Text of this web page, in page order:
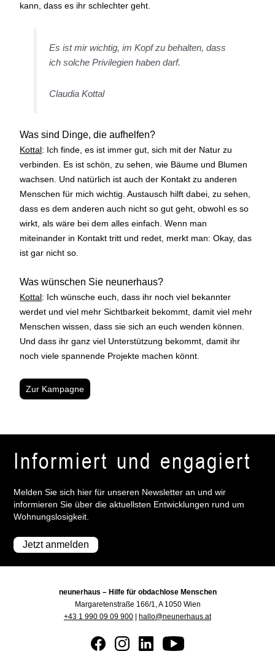
kann, dass es ihr schlechter geht.
Es ist mir wichtig, im Kopf zu behalten, dass
ich solche Privilegien haben darf.
Claudia Kottal
Was sind Dinge, die aufhelfen?
Kottal: Ich finde, es ist immer gut, sich mit der Natur zu
verbinden. Es ist schön, zu sehen, wie Bäume und Blumen
wachsen. Und natürlich ist auch der Kontakt zu anderen
Menschen für mich wichtig. Austausch hilft dabei, zu sehen,
dass es dem anderen auch nicht so gut geht, obwohl es so
wirkt, als wäre bei dem alles einfach. Wenn man
miteinander in Kontakt tritt und redet, merkt man: Okay, das
ist gar nicht so.
Was wünschen Sie neunerhaus?
Kottal: Ich wünsche euch, dass ihr noch viel bekannter
werdet und viel mehr Sichtbarkeit bekommt, damit viel mehr
Menschen wissen, dass sie sich an euch wenden können.
Und dass ihr ganz viel Unterstützung bekommt, damit ihr
noch viele spannende Projekte machen könnt.
Zur Kampagne
Informiert und engagiert
Melden Sie sich hier für unseren Newsletter an und wir
informieren Sie über die aktuellsten Entwicklungen rund um
Wohnungslosigkeit.
Jetzt anmelden
neunerhaus – Hilfe für obdachlose Menschen
Margaretenstraße 166/1, A 1050 Wien
+43 1 990 09 09 900
hallo@neunerhaus.at